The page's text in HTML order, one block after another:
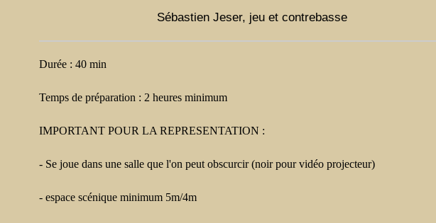
Sébastien Jeser, jeu et contrebasse
Durée : 40 min
Temps de préparation : 2 heures minimum
IMPORTANT POUR LA REPRESENTATION :
- Se joue dans une salle que l'on peut obscurcir (noir pour vidéo projecteur)
- espace scénique minimum 5m/4m